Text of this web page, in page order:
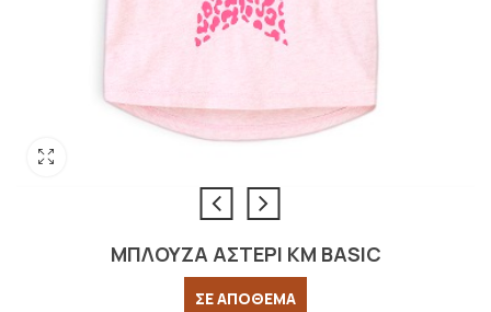
ΜΠΛΟΥΖΑ ΑΣΤΕΡΙ ΚΜ BASIC
ΣΕ ΑΠΟΘΕΜΑ